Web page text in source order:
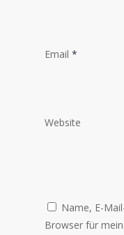
Email *
Website
Name, E-
Browser für